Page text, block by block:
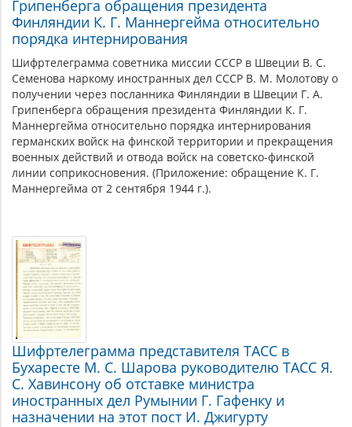
Грипенберга обращения президента
Финляндии К. Г. Маннергейма относительно
порядка интернирования
Шифртелеграмма советника миссии СССР в Швеции В. С.
Семенова наркому иностранных дел СССР В. М. Молотову о
получении через посланника Финляндии в Швеции Г. А.
Грипенберга обращения президента Финляндии К. Г.
Маннергейма относительно порядка интернирования
германских войск на финской территории и прекращения
военных действий и отвода войск на советско-финской
линии соприкосновения. (Приложение: обращение К. Г.
Маннергейма от 2 сентября 1944 г.).
Шифртелеграмма представителя ТАСС в
Бухаресте М. С. Шарова руководителю ТАСС Я.
С. Хавинсону об отставке министра
иностранных дел Румынии Г. Гафенку и
назначении на этот пост И. Джигурту